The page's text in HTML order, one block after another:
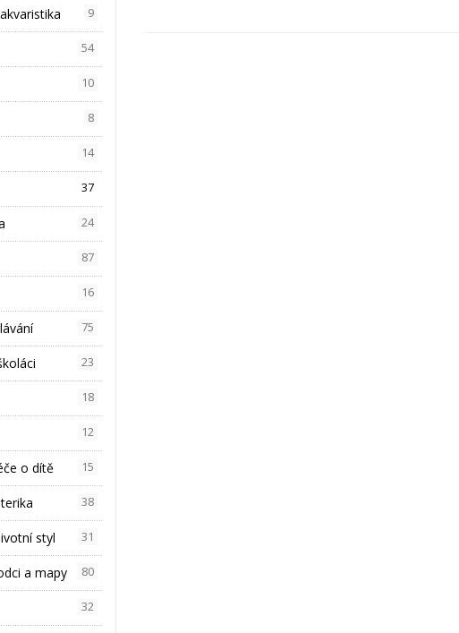
9
54
10
8
14
37
24
87
16
75
23
18
12
o dítě 15
38
styl 31
a mapy 80
32